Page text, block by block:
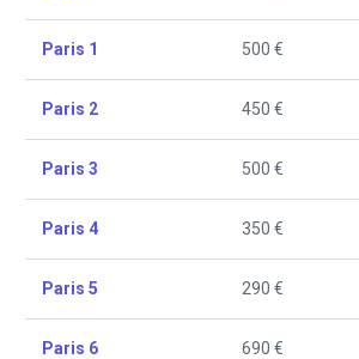
Paris 1 500 €
Paris 2 450 €
Paris 3 500 €
Paris 4 350 €
Paris 5 290 €
Paris 6 690 €